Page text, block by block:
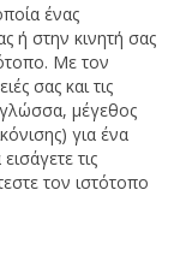
ένας
ή στην κινητή σας
Με τον
σας και τις
μέγεθος
για ένα
τις
τον ιστότοπο